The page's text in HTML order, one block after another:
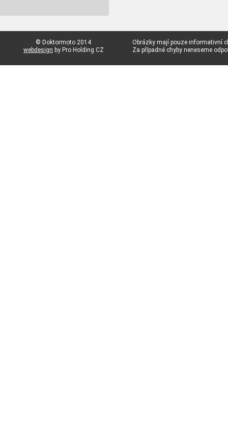
© Doktormoto 2014
webdesign by Pro Holding CZ
Obrázky mají pouze informativní
Za případné chyby neneseme